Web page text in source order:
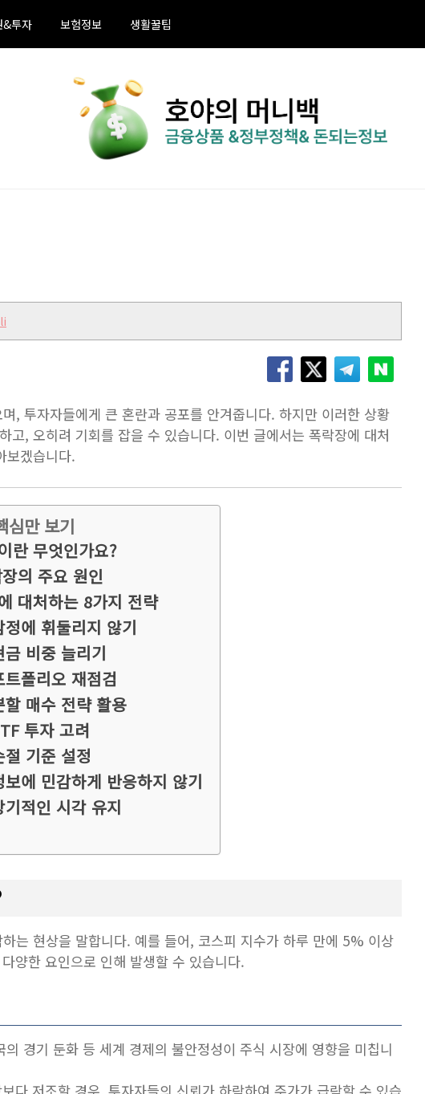
&투자 보험정보 생활꿀팁
, 투자자들에게 큰 혼란과 공포를 안겨줍니다. 하지만 이러한 상황
고, 오히려 기회를 잡을 수 있습니다. 이번 글에서는 폭락장에 대처
보겠습니다.
심만 보기
란 무엇인가요?
의 주요 원인
대처하는 8가지 전략
정에 휘둘리지 않기
금 비중 늘리기
트폴리오 재점검
할 매수 전략 활용
투자 고려
절 기준 설정
보에 민감하게 반응하지 않기
기적인 시각 유지
는 현상을 말합니다. 예를 들어, 코스피 지수가 하루 만에 5% 이상
양한 요인으로 인해 발생할 수 있습니다.
경기 둔화 등 세계 경제의 불안정성이 주식 시장에 영향을 미칩니